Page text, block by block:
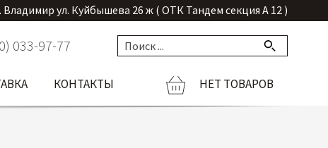
ул. Куйбышева 26 ж ( ОТК Тандем секция А 12 )
033-97-77
НЕТ ТОВАРОВ
КОНТАКТЫ